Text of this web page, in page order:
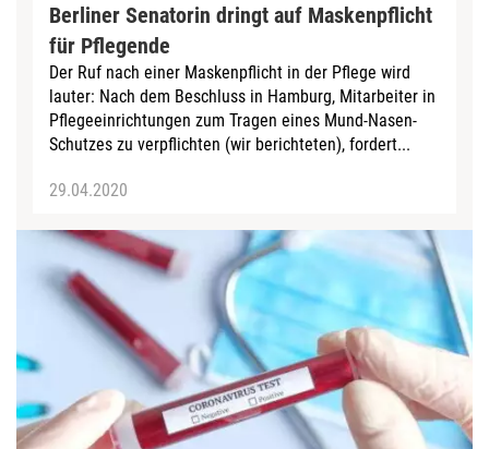
Berliner Senatorin dringt auf Maskenpflicht
für Pflegende
Der Ruf nach einer Maskenpflicht in der Pflege wird
lauter: Nach dem Beschluss in Hamburg, Mitarbeiter in
Pflegeeinrichtungen zum Tragen eines Mund-Nasen-
Schutzes zu verpflichten (wir berichteten), fordert...
29.04.2020